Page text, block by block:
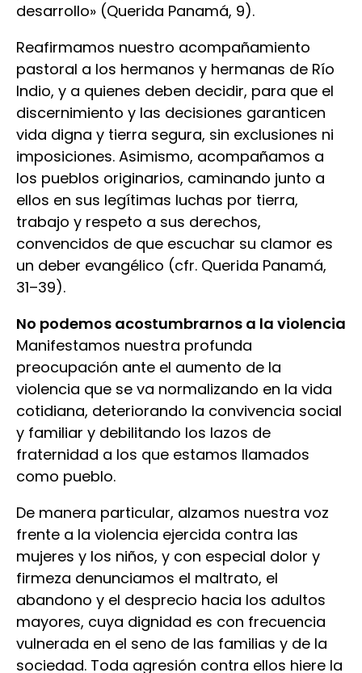
desarrollo» (Querida Panamá, 9).
Reafirmamos nuestro acompañamiento
pastoral a los hermanos y hermanas de Río
Indio, y a quienes deben decidir, para que el
discernimiento y las decisiones garanticen
vida digna y tierra segura, sin exclusiones ni
imposiciones. Asimismo, acompañamos a
los pueblos originarios, caminando junto a
ellos en sus legítimas luchas por tierra,
trabajo y respeto a sus derechos,
convencidos de que escuchar su clamor es
un deber evangélico (cfr. Querida Panamá,
31–39).
No podemos acostumbrarnos a la violencia
Manifestamos nuestra profunda
preocupación ante el aumento de la
violencia que se va normalizando en la vida
cotidiana, deteriorando la convivencia social
y familiar y debilitando los lazos de
fraternidad a los que estamos llamados
como pueblo.
De manera particular, alzamos nuestra voz
frente a la violencia ejercida contra las
mujeres y los niños, y con especial dolor y
firmeza denunciamos el maltrato, el
abandono y el desprecio hacia los adultos
mayores, cuya dignidad es con frecuencia
vulnerada en el seno de las familias y de la
sociedad. Toda agresión contra ellos hiere la